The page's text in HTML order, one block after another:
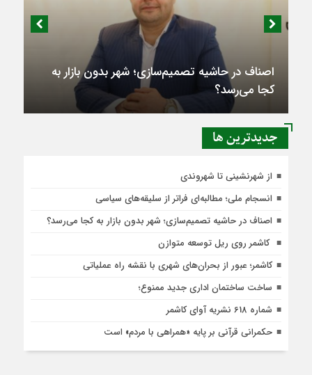
اصناف در حاشیه تصمیم‌سازی؛ شهر بدون بازار به
کجا می‌رسد؟
جديدترين ها
از شهرنشینی تا شهروندی
انسجام ملی؛ مطالبه‌ای فراتر از سلیقه‌های سیاسی
اصناف در حاشیه تصمیم‌سازی؛ شهر بدون بازار به کجا می‌رسد؟
کاشمر روی ریل توسعه متوازن
کاشمر؛ عبور از بحران‌های شهری با نقشه راه عملیاتی
ساخت ساختمان اداری جدید ممنوع؛
شماره 618 نشریه آوای کاشمر
حکمرانی قرآنی بر پایه «همراهی با مردم» است